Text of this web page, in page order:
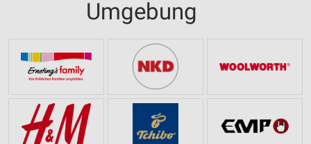
Umgebung